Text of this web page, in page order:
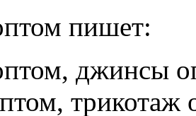
пишет:
джинсы
трикотаж